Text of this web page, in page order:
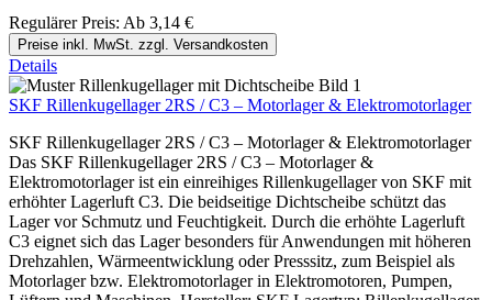
Regulärer Preis: Ab 3,14 €
Preise inkl. MwSt. zzgl. Versandkosten
Details
SKF Rillenkugellager 2RS / C3 – Motorlager & Elektromotorlager
SKF Rillenkugellager 2RS / C3 – Motorlager & Elektromotorlager
Das SKF Rillenkugellager 2RS / C3 – Motorlager &
Elektromotorlager ist ein einreihiges Rillenkugellager von SKF mit
erhöhter Lagerluft C3. Die beidseitige Dichtscheibe schützt das
Lager vor Schmutz und Feuchtigkeit. Durch die erhöhte Lagerluft
C3 eignet sich das Lager besonders für Anwendungen mit höheren
Drehzahlen, Wärmeentwicklung oder Presssitz, zum Beispiel als
Motorlager bzw. Elektromotorlager in Elektromotoren, Pumpen,